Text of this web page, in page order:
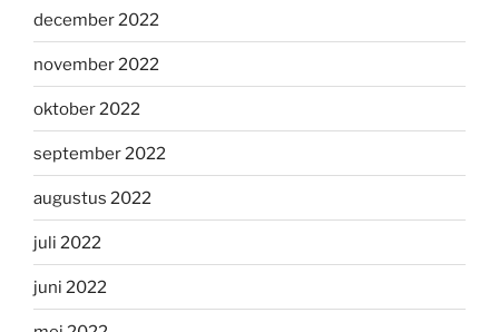
december 2022
november 2022
oktober 2022
september 2022
augustus 2022
juli 2022
juni 2022